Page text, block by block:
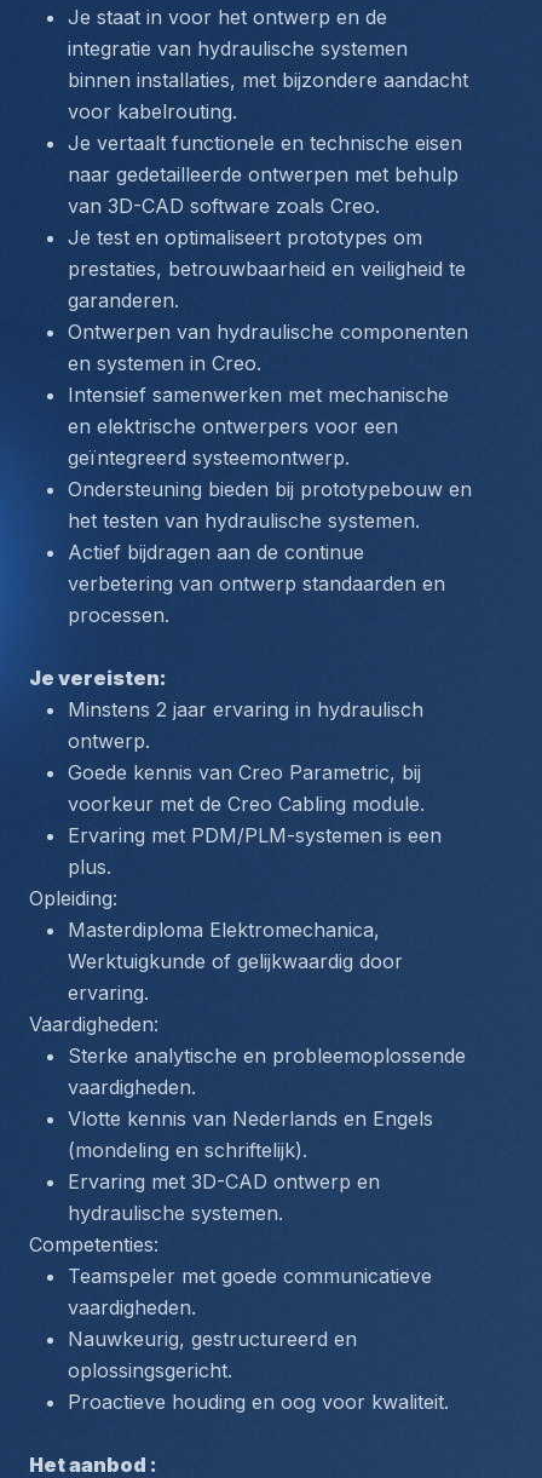
Je staat in voor het ontwerp en de
integratie van hydraulische systemen
binnen installaties, met bijzondere aandacht
voor kabelrouting.
Je vertaalt functionele en technische eisen
naar gedetailleerde ontwerpen met behulp
van 3D-CAD software zoals Creo.
Je test en optimaliseert prototypes om
prestaties, betrouwbaarheid en veiligheid te
garanderen.
Ontwerpen van hydraulische componenten
en systemen in Creo.
Intensief samenwerken met mechanische
en elektrische ontwerpers voor een
geïntegreerd systeemontwerp.
Ondersteuning bieden bij prototypebouw en
het testen van hydraulische systemen.
Actief bijdragen aan de continue
verbetering van ontwerp standaarden en
processen.
Je vereisten:
Minstens 2 jaar ervaring in hydraulisch
ontwerp.
Goede kennis van Creo Parametric, bij
voorkeur met de Creo Cabling module.
Ervaring met PDM/PLM-systemen is een
plus.
Opleiding:
Masterdiploma Elektromechanica,
Werktuigkunde of gelijkwaardig door
ervaring.
Vaardigheden:
Sterke analytische en probleemoplossende
vaardigheden.
Vlotte kennis van Nederlands en Engels
(mondeling en schriftelijk).
Ervaring met 3D-CAD ontwerp en
hydraulische systemen.
Competenties:
Teamspeler met goede communicatieve
vaardigheden.
Nauwkeurig, gestructureerd en
oplossingsgericht.
Proactieve houding en oog voor kwaliteit.
Het aanbod :